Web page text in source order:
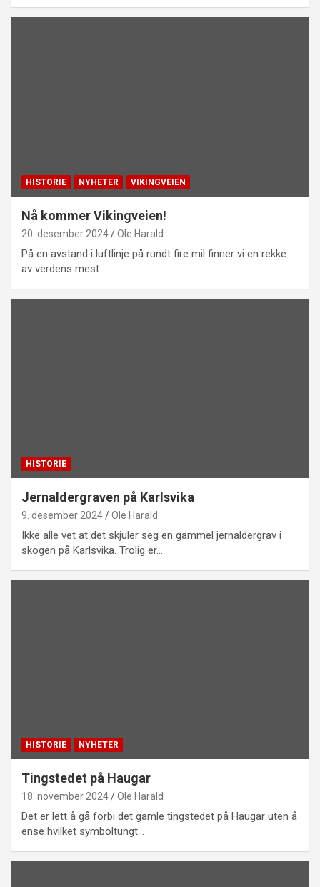
HISTORIE NYHETER VIKINGVEIEN
Nå kommer Vikingveien!
20. desember 2024 Ole Harald
På en avstand i luftlinje på rundt fire mil finner vi en rekke
av verdens mest…
HISTORIE
Jernaldergraven på Karlsvika
9. desember 2024 Ole Harald
Ikke alle vet at det skjuler seg en gammel jernaldergrav i
skogen på Karlsvika. Trolig er…
HISTORIE NYHETER
Tingstedet på Haugar
18. november 2024 Ole Harald
Det er lett å gå forbi det gamle tingstedet på Haugar uten å
ense hvilket symboltungt…